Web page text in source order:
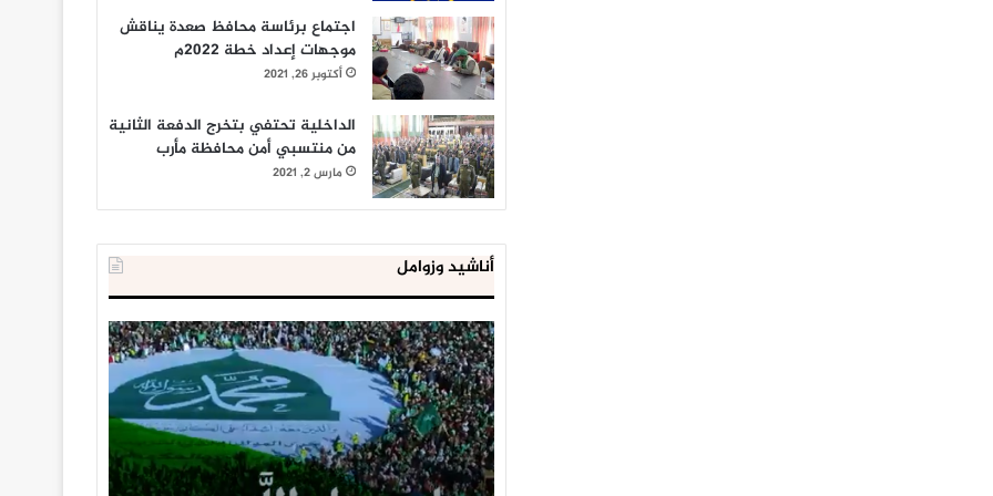
اجتماع برئاسة محافظ صعدة يناقش
موجهات إعداد خطة 2022م
أكتوبر 26, 2021
الداخلية تحتفي بتخرج الدفعة الثانية
من منتسبي أمن محافظة مأرب
مارس 2, 2021
أناشيد وزوامل
العدو
الإسرائيلي
اعتقل
543
طفلا
فلسطينيا
خلال
يناير 31, 2021
الداخلية
المصرية
إحباط
‘مخطط
كبير’
للإخوان